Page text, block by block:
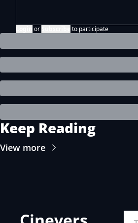
or to participate
Keep Reading
View more